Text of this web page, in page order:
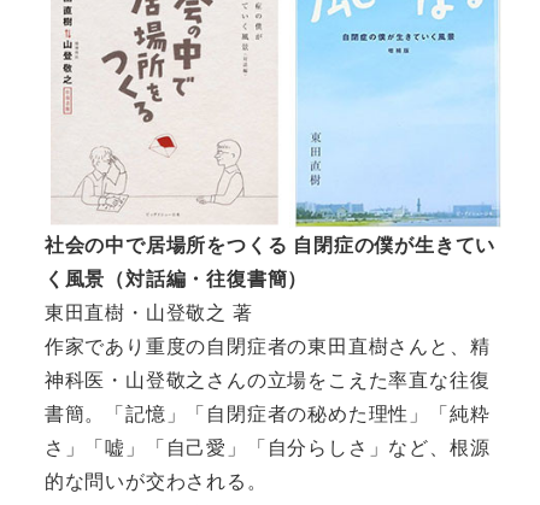
社会の中で居場所をつくる 自閉症の僕が生きてい
く風景（対話編・往復書簡）
東田直樹・山登敬之 著
作家であり重度の自閉症者の東田直樹さんと、精
神科医・山登敬之さんの立場をこえた率直な往復
書簡。「記憶」「自閉症者の秘めた理性」「純粋
さ」「嘘」「自己愛」「自分らしさ」など、根源
的な問いが交わされる。